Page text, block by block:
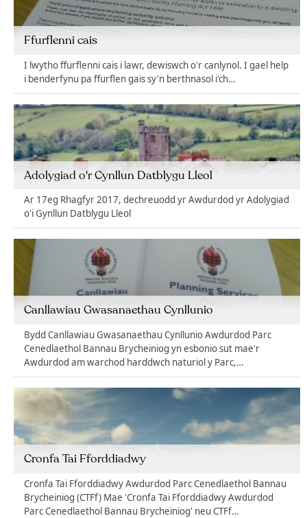
Ffurflenni cais
I lwytho ffurflenni cais i lawr, dewiswch o'r canlynol. I gael help
i benderfynu pa ffurflen gais sy'n berthnasol i'ch…
Adolygiad o'r Cynllun Datblygu Lleol
Ar 17eg Rhagfyr 2017, dechreuodd yr Awdurdod yr Adolygiad
o'i Gynllun Datblygu Lleol
Canllawiau Gwasanaethau Cynllunio
Bydd Canllawiau Gwasanaethau Cynllunio Awdurdod Parc
Cenedlaethol Bannau Brycheiniog yn esbonio sut mae'r
Awdurdod am warchod harddwch naturiol y Parc,…
Cronfa Tai Fforddiadwy
Cronfa Tai Fforddiadwy Awdurdod Parc Cenedlaethol Bannau
Brycheiniog (CTFf) Mae 'Cronfa Tai Fforddiadwy Awdurdod
Parc Cenedlaethol Bannau Brycheiniog' neu CTFf…